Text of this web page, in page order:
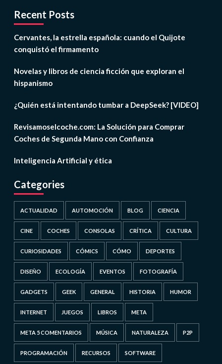
Recent Posts
Cervantes, la estrella española: cuando el Quijote
conquistó el firmamento
Novelas y libros de ciencia ficción que exploran el
hispanismo
¿Quién está intentando tumbar a DeepSeek? [VIDEO]
Revisamoselcoche.com: La Solución para Comprar
Coches de Segunda Mano con Confianza
Inteligencia Artificial y ética
Categories
ACTUALIDAD AUTOMOCIÓN BLOG CIENCIA
CINE COCHES CONSOLAS CRÍTICA CULTURA
CURIOSIDADES CÓMICS CÓMO DEPORTES
DISEÑO ECOLOGÍA EVENTOS FOTOGRAFÍA
GADGETS GEEK GENERAL HISTORIA HUMOR
INTERNET JUEGOS LIBROS META
META 5 COMENTARIOS MÚSICA NATURALEZA P2P
PROGRAMACIÓN RECURSOS SOFTWARE